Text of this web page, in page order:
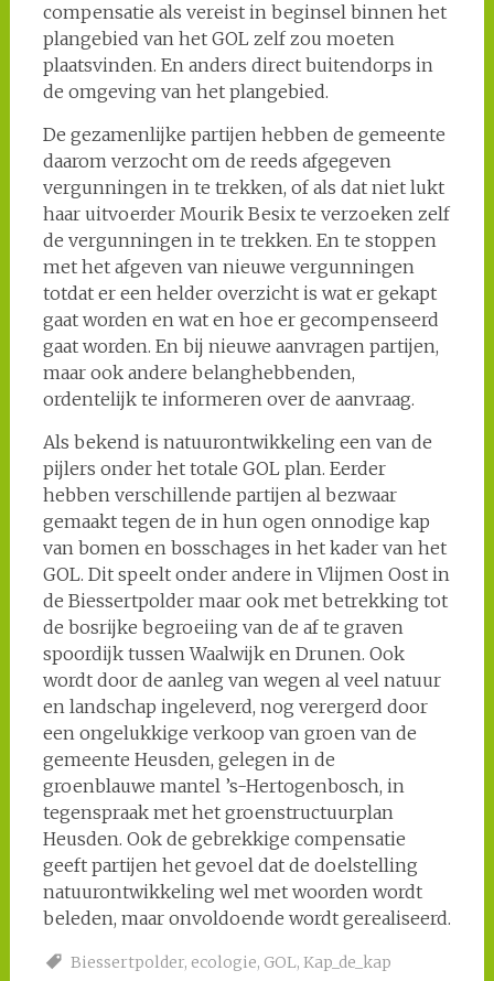
compensatie als vereist in beginsel binnen het
plangebied van het GOL zelf zou moeten
plaatsvinden. En anders direct buitendorps in
de omgeving van het plangebied.
De gezamenlijke partijen hebben de gemeente
daarom verzocht om de reeds afgegeven
vergunningen in te trekken, of als dat niet lukt
haar uitvoerder Mourik Besix te verzoeken zelf
de vergunningen in te trekken. En te stoppen
met het afgeven van nieuwe vergunningen
totdat er een helder overzicht is wat er gekapt
gaat worden en wat en hoe er gecompenseerd
gaat worden. En bij nieuwe aanvragen partijen,
maar ook andere belanghebbenden,
ordentelijk te informeren over de aanvraag.
Als bekend is natuurontwikkeling een van de
pijlers onder het totale GOL plan. Eerder
hebben verschillende partijen al bezwaar
gemaakt tegen de in hun ogen onnodige kap
van bomen en bosschages in het kader van het
GOL. Dit speelt onder andere in Vlijmen Oost in
de Biessertpolder maar ook met betrekking tot
de bosrijke begroeiing van de af te graven
spoordijk tussen Waalwijk en Drunen. Ook
wordt door de aanleg van wegen al veel natuur
en landschap ingeleverd, nog verergerd door
een ongelukkige verkoop van groen van de
gemeente Heusden, gelegen in de
groenblauwe mantel ’s-Hertogenbosch, in
tegenspraak met het groenstructuurplan
Heusden. Ook de gebrekkige compensatie
geeft partijen het gevoel dat de doelstelling
natuurontwikkeling wel met woorden wordt
beleden, maar onvoldoende wordt gerealiseerd.
Biessertpolder, ecologie, GOL, Kap_de_kap